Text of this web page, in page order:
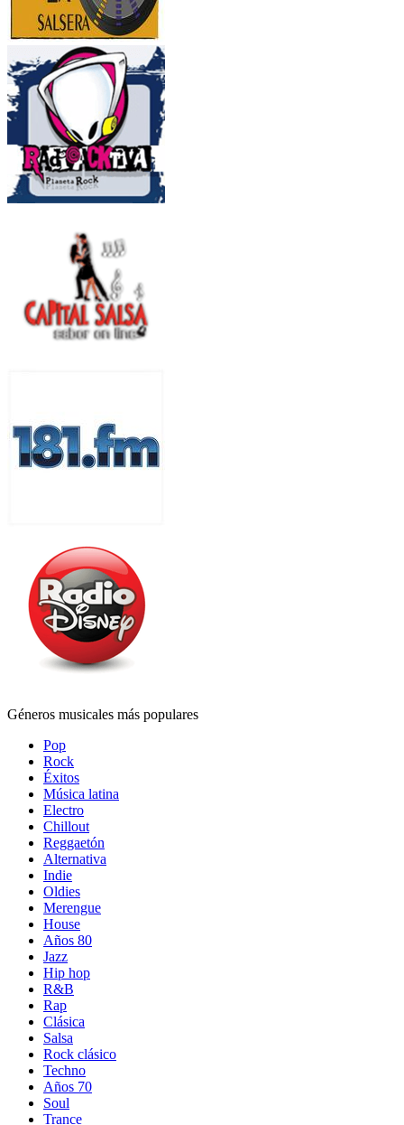
Géneros musicales más populares
Pop
Rock
Éxitos
Música latina
Electro
Chillout
Reggaetón
Alternativa
Indie
Oldies
Merengue
House
Años 80
Jazz
Hip hop
R&B
Rap
Clásica
Salsa
Rock clásico
Techno
Años 70
Soul
Trance